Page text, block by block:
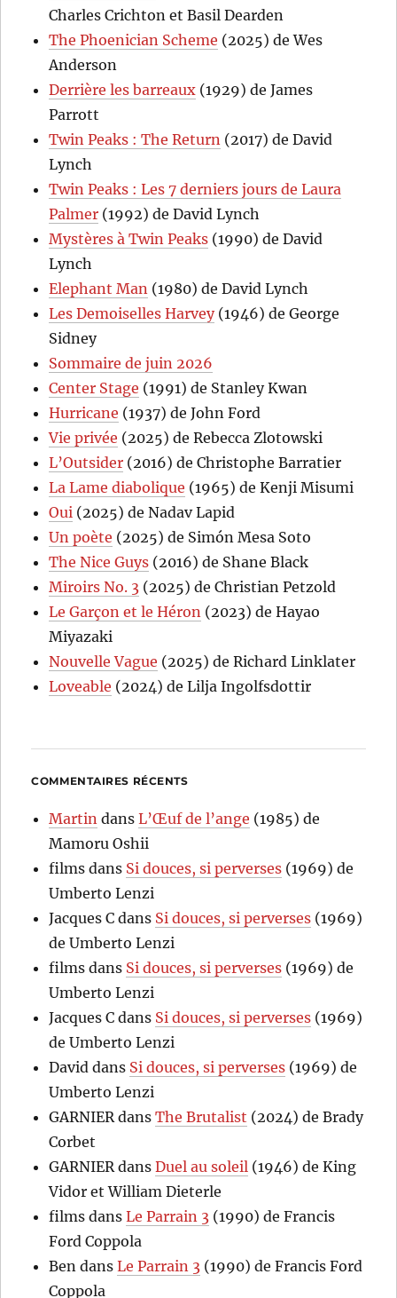
Charles Crichton et Basil Dearden
The Phoenician Scheme (2025) de Wes
Anderson
Derrière les barreaux (1929) de James
Parrott
Twin Peaks : The Return (2017) de David
Lynch
Twin Peaks : Les 7 derniers jours de Laura
Palmer (1992) de David Lynch
Mystères à Twin Peaks (1990) de David
Lynch
Elephant Man (1980) de David Lynch
Les Demoiselles Harvey(1946) de George
Sidney
Sommaire de juin 2026
Center Stage (1991) de Stanley Kwan
Hurricane (1937) de John Ford
Vie privée (2025) de Rebecca Zlotowski
L’Outsider (2016) de Christophe Barratier
La Lame diabolique (1965) de Kenji Misumi
Oui (2025) de Nadav Lapid
Un poète (2025) de Simón Mesa Soto
The Nice Guys (2016) de Shane Black
Miroirs No. 3 (2025) de Christian Petzold
Le Garçon et le Héron (2023) de Hayao
Miyazaki
Nouvelle Vague (2025) de Richard Linklater
Loveable (2024) de Lilja Ingolfsdottir
COMMENTAIRES RÉCENTS
Martin dansL’Œuf de l’ange (1985) de
Mamoru Oshii
films dans Si douces, si perverses (1969) de
Umberto Lenzi
Jacques C dans Si douces, si perverses (1969)
de Umberto Lenzi
films dans Si douces, si perverses (1969) de
Umberto Lenzi
Jacques C dans Si douces, si perverses (1969)
de Umberto Lenzi
David dans Si douces, si perverses (1969) de
Umberto Lenzi
GARNIER dansThe Brutalist (2024) de Brady
Corbet
GARNIER dansDuel au soleil (1946) de King
Vidor et William Dieterle
films dansLe Parrain 3 (1990) de Francis
Ford Coppola
Ben dansLe Parrain 3 (1990) de Francis Ford
Coppola